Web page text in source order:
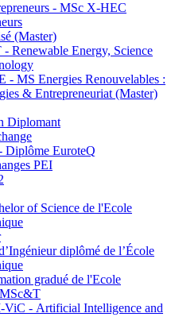
- MSc X-HEC
(Master)
Renewable Energy, Science
- MS Energies Renouvelables :
& Entrepreneuriat (Master)
Diplomant
Diplôme EuroteQ
PEI
of Science de l'Ecole
diplômé de l’École
gradué de l'Ecole
- Artificial Intelligence and